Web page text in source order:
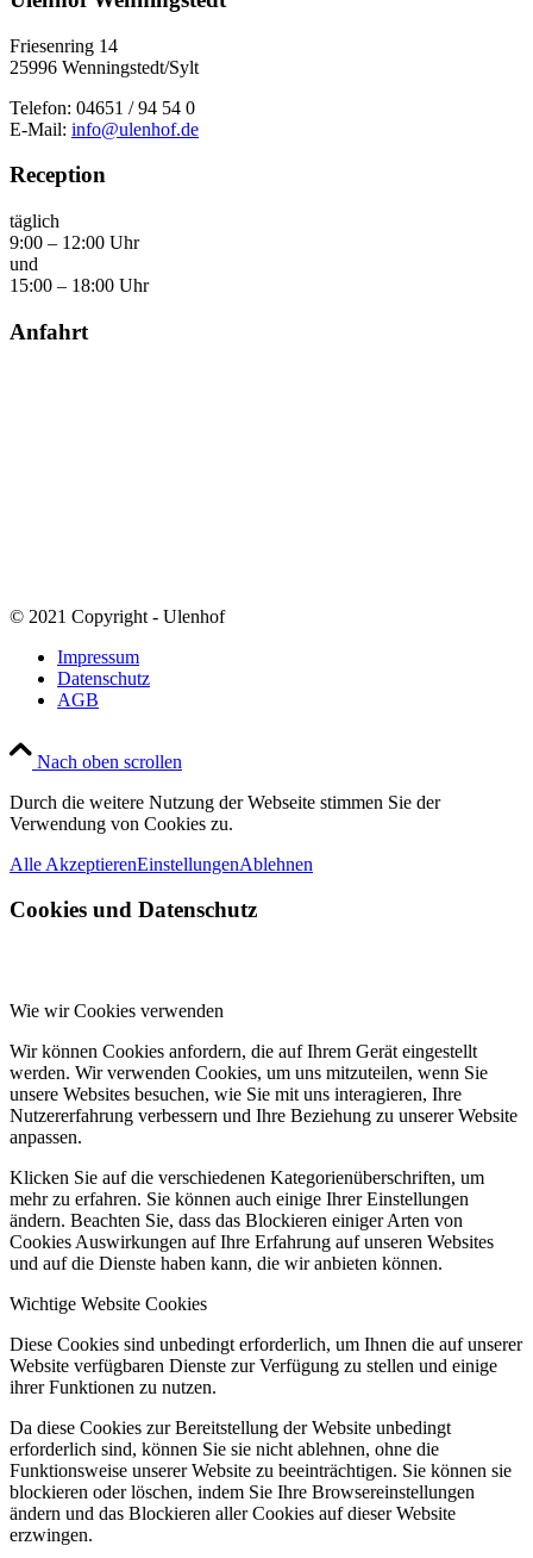
Friesenring 14
25996 Wenningstedt/Sylt
Telefon: 04651 / 94 54 0
E-Mail: info@ulenhof.de
Reception
täglich
9:00 – 12:00 Uhr
und
15:00 – 18:00 Uhr
Anfahrt
© 2021 Copyright - Ulenhof
Impressum
Datenschutz
AGB
Nach oben scrollen
Durch die weitere Nutzung der Webseite stimmen Sie der
Verwendung von Cookies zu.
Alle AkzeptierenEinstellungenAblehnen
Cookies und Datenschutz
Wie wir Cookies verwenden
Wir können Cookies anfordern, die auf Ihrem Gerät eingestellt
werden. Wir verwenden Cookies, um uns mitzuteilen, wenn Sie
unsere Websites besuchen, wie Sie mit uns interagieren, Ihre
Nutzererfahrung verbessern und Ihre Beziehung zu unserer Website
anpassen.
Klicken Sie auf die verschiedenen Kategorienüberschriften, um
mehr zu erfahren. Sie können auch einige Ihrer Einstellungen
ändern. Beachten Sie, dass das Blockieren einiger Arten von
Cookies Auswirkungen auf Ihre Erfahrung auf unseren Websites
und auf die Dienste haben kann, die wir anbieten können.
Wichtige Website Cookies
Diese Cookies sind unbedingt erforderlich, um Ihnen die auf unserer
Website verfügbaren Dienste zur Verfügung zu stellen und einige
ihrer Funktionen zu nutzen.
Da diese Cookies zur Bereitstellung der Website unbedingt
erforderlich sind, können Sie sie nicht ablehnen, ohne die
Funktionsweise unserer Website zu beeinträchtigen. Sie können sie
blockieren oder löschen, indem Sie Ihre Browsereinstellungen
ändern und das Blockieren aller Cookies auf dieser Website
erzwingen.